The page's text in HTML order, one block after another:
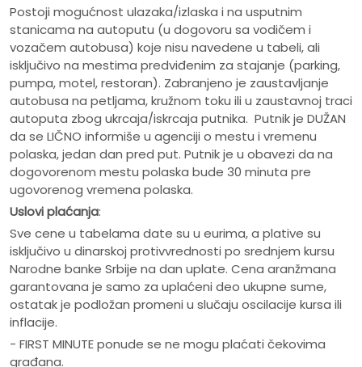
Postoji mogućnost ulazaka/izlaska i na usputnim
stanicama na autoputu (u dogovoru sa vodičem i
vozačem autobusa) koje nisu navedene u tabeli, ali
isključivo na mestima predviđenim za stajanje (parking,
pumpa, motel, restoran). Zabranjeno je zaustavljanje
autobusa na petljama, kružnom toku ili u zaustavnoj traci
autoputa zbog ukrcaja/iskrcaja putnika. Putnik je DUŽAN
da se LIČNO informiše u agenciji o mestu i vremenu
polaska, jedan dan pred put. Putnik je u obavezi da na
dogovorenom mestu polaska bude 30 minuta pre
ugovorenog vremena polaska.
Uslovi plaćanja:
Sve cene u tabelama date su u eurima, a plative su
isključivo u dinarskoj protivvrednosti po srednjem kursu
Narodne banke Srbije na dan uplate. Cena aranžmana
garantovana je samo za uplaćeni deo ukupne sume,
ostatak je podložan promeni u slučaju oscilacije kursa ili
inflacije.
- FIRST MINUTE ponude se ne mogu plaćati čekovima
građana.